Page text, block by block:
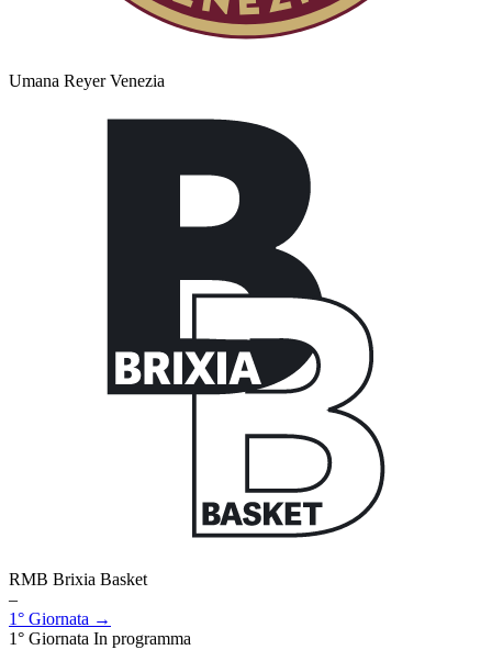
Umana Reyer Venezia
RMB Brixia Basket
–
1° Giornata →
1° Giornata In programma